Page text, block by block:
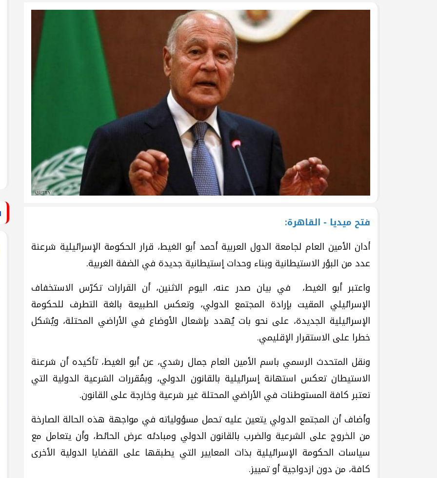
وفد من تيار الإصلاح الديمقراطي يساند الصحفيين بزيارة لقناة الكوفية
ومشاركة في وقفة تضامنية
تيار الإصلاح الديمقراطي في حركة فتح بمحافظة خان يونس ينظم لقاءً
تيار الإصلاح الديمقراطي في حركة فتح بمحافظة رفح يطلق حملة
(العهد والوفاء) لأسر الشهداء
تيار الإصلاح الديمقراطي يُطلق حملة إلكترونية دعمًا للأسرى بمناسبة
يوم الأسير الفلسطيني
بالصور: تيار الإصلاح الديمقراطي يطلق حملة إلكترونية رفضًا لمشروع
قانون إعدام الأسرى الفلسطينيين في سجون الاحتلال
فتح ميديا - القاهرة:
أدان الأمين العام لجامعة الدول العربية أحمد أبو الغيط، قرار الحكومة الإسرائيلية شرعنة
عدد من البؤر الاستيطانية وبناء وحدات إستيطانية جديدة في الضفة الغربية.
واعتبر أبو الغيط، في بيان صدر عنه، اليوم الاثنين، أن القرارات تكرّس الاستخفاف
الإسرائيلي المقيت بإرادة المجتمع الدولي، وتعكس الطبيعة بالغة التطرف للحكومة
الإسرائيلية الجديدة، على نحو بات يُهدد بإشعال الأوضاع في الأراضي المحتلة، ويُشكل
خطرا على الاستقرار الإقليمي.
ونقل المتحدث الرسمي باسم الأمين العام جمال رشدي، عن أبو الغيط، تأكيده أن شرعنة
الاستيطان تعكس استهانة إسرائيلية بالقانون الدولي، وبمُقررات الشرعية الدولية التي
تعتبر كافة المستوطنات في الأراضي المحتلة غير شرعية وخارجة على القانون.
وأضاف أن المجتمع الدولي يتعين عليه تحمل مسؤولياته في مواجهة هذه الحالة الصارخة
من الخروج على الشرعية والضرب بالقانون الدولي ومبادئه عرض الحائط، وأن يتعامل مع
سياسات الحكومة الإسرائيلية بذات المعايير التي يطبقها على القضايا الدولية الأخرى
كافة، من دون ازدواجية أو تمييز.
فيديو: لقاء مع القيادي
الفلسطيني محمد دحلان
برنامج قصارى القول على
قناة روسـيــا اليوم
الاتصالات عن غزة